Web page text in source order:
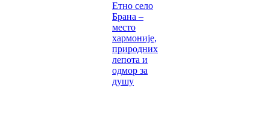
Етно село
Брана –
место
хармоније,
природних
лепота и
одмор за
душу